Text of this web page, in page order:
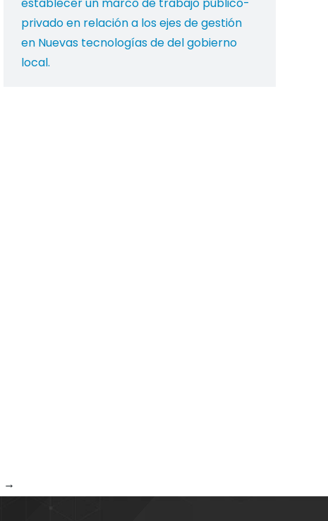
privado en relación a los ejes de gestión
en Nuevas tecnologías de del gobierno
local.
→